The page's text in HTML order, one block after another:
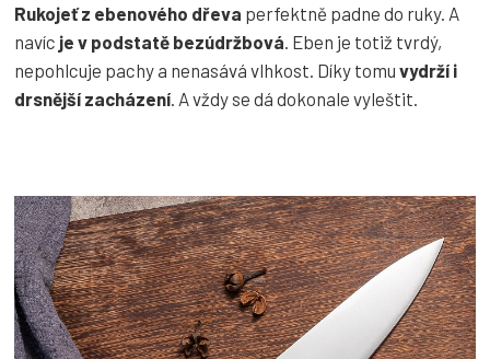
Rukojeť z ebenového dřeva perfektně padne do ruky. A
navíc je v podstatě bezúdržbová . Eben je totiž tvrdý,
nepohlcuje pachy a nenasává vlhkost. Díky tomu vydrží i
drsnější zacházení . A vždy se dá dokonale vyleštit.